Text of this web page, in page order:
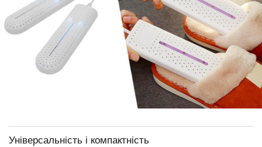
Універсальність і компактність